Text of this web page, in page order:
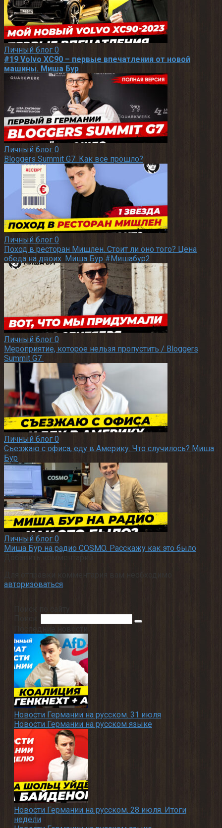
Личный блог 0
#19 Volvo XC90 – первые впечатления от новой
машины. Миша Бур
Личный блог 0
Bloggers Summit G7. Как все прошло?
Личный блог 0
Поход в ресторан Мишлен. Стоит ли оно того? Цена
обеда на двоих. Миша Бур #Мишабур2
Личный блог 0
Мероприятие, которое нельзя пропустить / Bloggers
Summit G7
Личный блог 0
Съезжаю с офиса, еду в Америку. Что случилось? Миша
Бур
Личный блог 0
Миша Бур на радио COSMO. Расскажу как это было
Добавить комментарий
Для отправки комментария вам необходимо
авторизоваться
Поиск по сайту
Последние новости
Новости Германии на русском. 31 июля
Новости Германии на русском языке
Новости Германии на русском. 28 июля. Итоги
недели